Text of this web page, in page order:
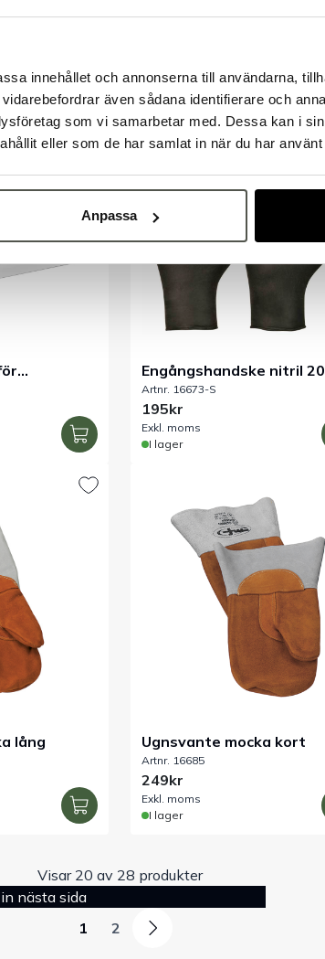
innehållet och annonserna till användarna,
även sådana identifierare och
som vi samarbetar med. Dessa kan i
eller som de har samlat in när du har
Anpassa
XL
Artnr. 16673-T-XL
I lager
Engångshandske nitril
pack
Artnr. 16673-S
195kr
Exkl. moms
I lager
lång Ugnsvante mocka kort
Artnr. 16685
249kr
Exkl. moms
I lager
Visar 20 av 28 produkter
nästa sida
1
2
Välkommen till Bakers!
du som företag eller privatperson?
privatperson
Fortsätt som företag